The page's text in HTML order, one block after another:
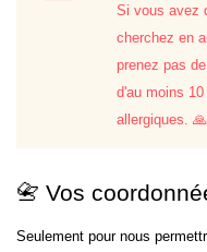
Si vous avez
cherchez en
prenez pas
d'au moins
allergiques. 🙏
📇 Vos
Seulement pour nous